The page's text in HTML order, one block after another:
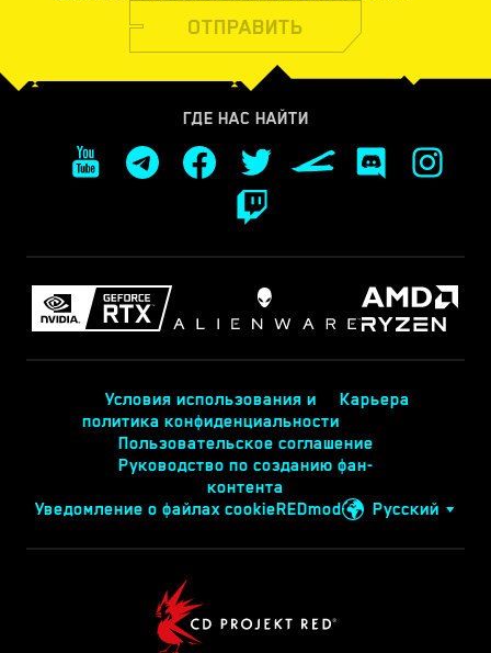
ОТПРАВИТЬ
ГДЕ НАС НАЙТИ
Условия использования и
политика конфиденциальности
Карьера
Пользовательское соглашение
Руководство по созданию фан-
контента
Уведомление о файлах cookieREDmod Русский